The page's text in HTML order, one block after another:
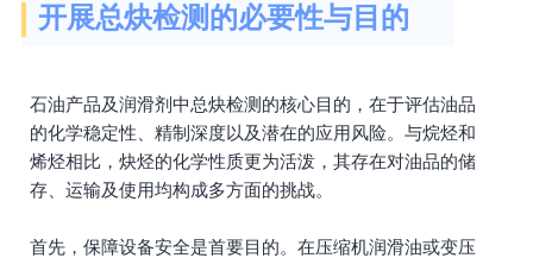
开展总炔检测的必要性与目的
石油产品及润滑剂中总炔检测的核心目的，在于评估油品
的化学稳定性、精制深度以及潜在的应用风险。与烷烃和
烯烃相比，炔烃的化学性质更为活泼，其存在对油品的储
存、运输及使用均构成多方面的挑战。
首先，保障设备安全是首要目的。在压缩机润滑油或变压